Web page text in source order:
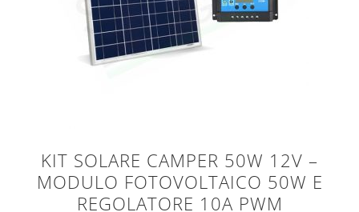
KIT SOLARE CAMPER 50W 12V –
MODULO FOTOVOLTAICO 50W E
REGOLATORE 10A PWM